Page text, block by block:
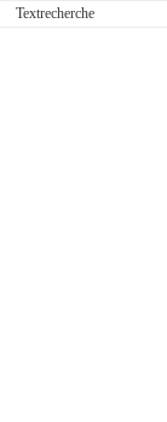
Textrecherche